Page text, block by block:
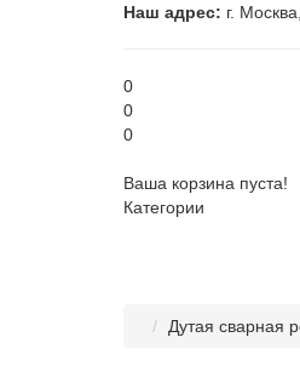
Наш адрес: г.
0
0
0
Ваша корзина пуста!
Категории
Дутая сварная